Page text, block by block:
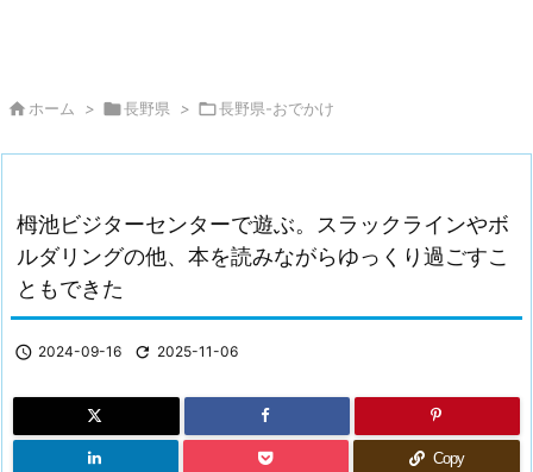
 ホーム > 長野県 > 長野県-おでかけ
栂池ビジターセンターで遊ぶ。スラックラインやボ
ルダリングの他、本を読みながらゆっくり過ごすこ
ともできた
 2024-09-16  2025-11-06
Copy